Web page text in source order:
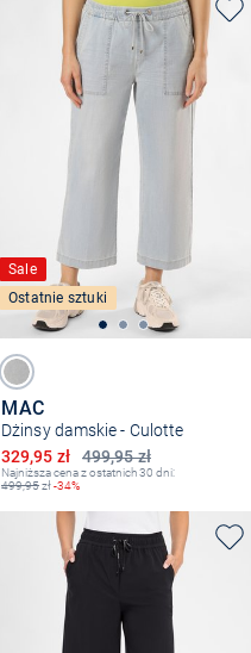
Sale
Ostatnie sztuki
MAC
Dżinsy damskie - Culotte
499,95 zł
Obniżona cena
329,95 zł
Najniższa cena z ostatnich 30 dni:
499,95zł-34%